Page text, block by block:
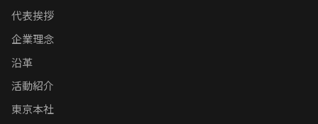
代表挨拶
企業理念
沿革
活動紹介
東京本社